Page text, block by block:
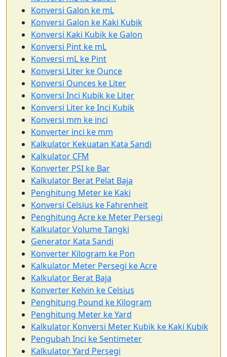
Konversi Galon ke mL
Konversi Galon ke Kaki Kubik
Konversi Kaki Kubik ke Galon
Konversi Pint ke mL
Konversi mL ke Pint
Konversi Liter ke Ounce
Konversi Ounces ke Liter
Konversi Inci Kubik ke Liter
Konversi Liter ke Inci Kubik
Konversi mm ke inci
Konverter inci ke mm
Kalkulator Kekuatan Kata Sandi
Kalkulator CFM
Konverter PSI ke Bar
Kalkulator Berat Pelat Baja
Penghitung Meter ke Kaki
Konversi Celsius ke Fahrenheit
Penghitung Acre ke Meter Persegi
Kalkulator Volume Tangki
Generator Kata Sandi
Konverter Kilogram ke Pon
Kalkulator Meter Persegi ke Acre
Kalkulator Berat Baja
Konverter Kelvin ke Celsius
Penghitung Pound ke Kilogram
Penghitung Meter ke Yard
Kalkulator Konversi Meter Kubik ke Kaki Kubik
Pengubah Inci ke Sentimeter
Kalkulator Yard Persegi